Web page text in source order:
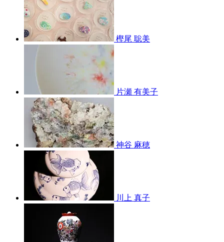
樫尾 聡美
片瀬 有美子
神谷 麻穂
川上 真子